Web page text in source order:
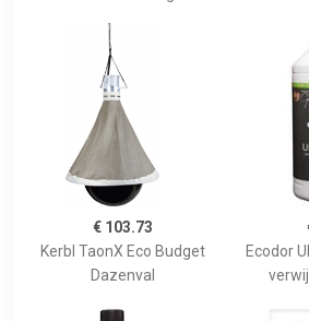
€ 103.73
Kerbl TaonX Eco Budget
Dazenval
Ecodor